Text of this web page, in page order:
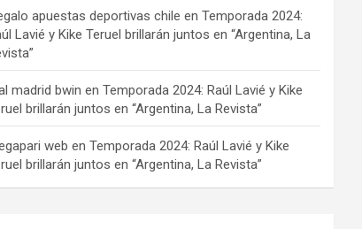
apuestas deportivas chile enTemporada 2024:
Lavié y Kike Teruel brillarán juntos en “Argentina, La
madrid bwin enTemporada 2024: Raúl Lavié y Kike
brillarán juntos en “Argentina, La Revista”
web enTemporada 2024: Raúl Lavié y Kike
brillarán juntos en “Argentina, La Revista”